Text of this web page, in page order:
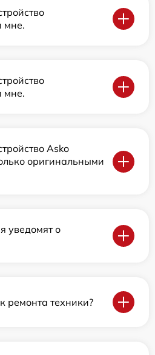
мне.
мне.
Asko
оригинальными
уведомят о
ремонта техники?